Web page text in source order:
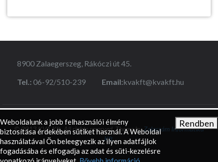
8900 Zalaegerszeg, Rákóczi út 45.
Tel.: 06-92/510-239 Email:kvakft@kvakft.hu
© 2013 KVA Kft. All rights reserved. Theme byZalaszám Informatika
Kft.
Weboldalunk a jobb felhasználói élmény
biztosítása érdekében sütiket használ. A Weboldal
használatával Ön beleegyezik az ilyen adatfájlok
fogadásába és elfogadja az adat és süti-kezelésre